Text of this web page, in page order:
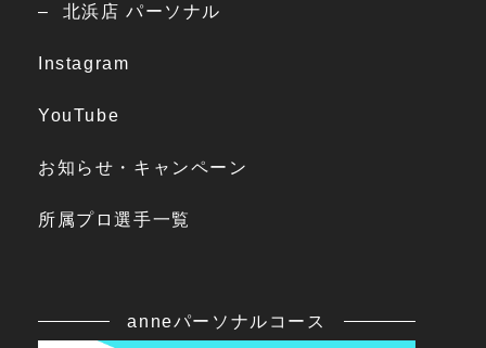
北浜店 パーソナル
Instagram
YouTube
お知らせ・キャンペーン
所属プロ選手一覧
anneパーソナルコース